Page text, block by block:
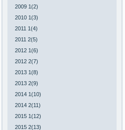
2009 1(2)
2010 1(3)
2011 1(4)
2011 2(5)
2012 1(6)
2012 2(7)
2013 1(8)
2013 2(9)
2014 1(10)
2014 2(11)
2015 1(12)
2015 2(13)